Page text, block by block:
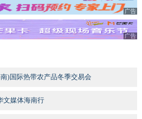
广告
广告
)国际热带农产品冬季交易会
文媒体海南行